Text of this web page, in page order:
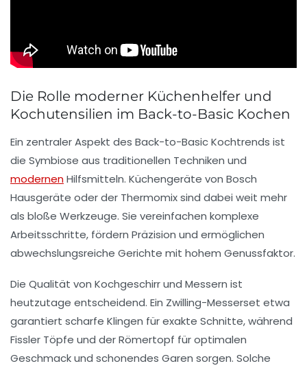
Die Rolle moderner Küchenhelfer und
Kochutensilien im Back-to-Basic Kochen
Ein zentraler Aspekt des Back-to-Basic Kochtrends ist
die Symbiose aus traditionellen Techniken und
modernenHilfsmitteln. Küchengeräte von Bosch
Hausgeräte oder der Thermomix sind dabei weit mehr
als bloße Werkzeuge. Sie vereinfachen komplexe
Arbeitsschritte, fördern Präzision und ermöglichen
abwechslungsreiche Gerichte mit hohem Genussfaktor.
Die Qualität von Kochgeschirr und Messern ist
heutzutage entscheidend. Ein Zwilling-Messerset etwa
garantiert scharfe Klingen für exakte Schnitte, während
Fissler Töpfe und der Römertopf für optimalen
Geschmack und schonendes Garen sorgen. Solche